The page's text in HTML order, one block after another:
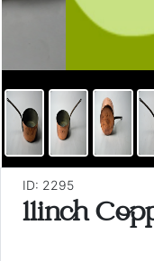
ID: 2295
11inch